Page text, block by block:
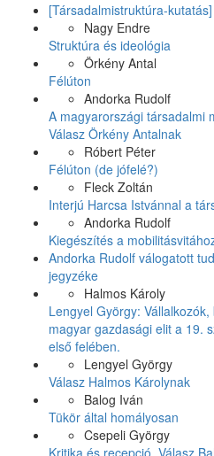
[Társadalmistruktúra-kutatás]
Nagy Endre
Struktúra és ideológia
Örkény Antal
Félúton
Andorka Rudolf
A magyarországi társadalmi
Válasz Örkény Antalnak
Róbert Péter
Félúton (de jófelé?)
Fleck Zoltán
Interjú Harcsa Istvánnal a
Andorka Rudolf
Kiegészítés a
Andorka Rudolf válogatott
jegyzéke
Halmos Károly
Lengyel György:
magyar gazdasági elit a 19.
első felében.
Lengyel György
Válasz Halmos Károlynak
Balog Iván
Tükör által homályosan
Csepeli György